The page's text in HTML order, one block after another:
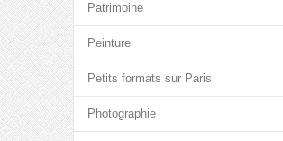
Patrimoine
Peinture
Petits formats sur Paris
Photographie